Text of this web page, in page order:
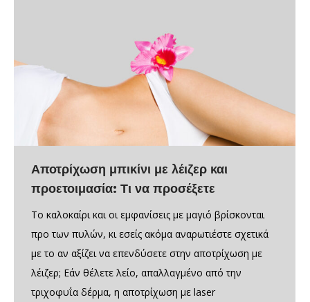
Αποτρίχωση μπικίνι με λέιζερ και
προετοιμασία: Τι να προσέξετε
Το καλοκαίρι και οι εμφανίσεις με μαγιό βρίσκονται
προ των πυλών, κι εσείς ακόμα αναρωτιέστε σχετικά
με το αν αξίζει να επενδύσετε στην αποτρίχωση με
λέιζερ; Εάν θέλετε λείο, απαλλαγμένο από την
τριχοφυΐα δέρμα, η αποτρίχωση με laser